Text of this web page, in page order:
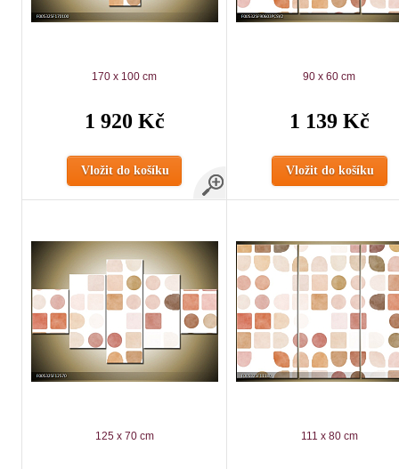
170 x 100 cm
1 920 Kč
Vložit do košíku
90 x 60 cm
1 139 Kč
Vložit do košíku
125 x 70 cm 111 x 80 cm